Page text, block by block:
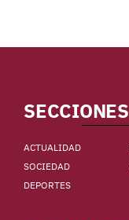
SECCIONES
ACTUALIDAD
SOCIEDAD
DEPORTES